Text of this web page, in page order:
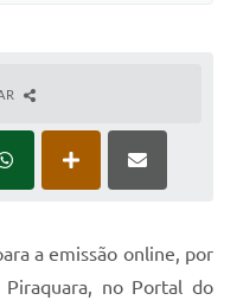
a emissão online, por
no Portal do